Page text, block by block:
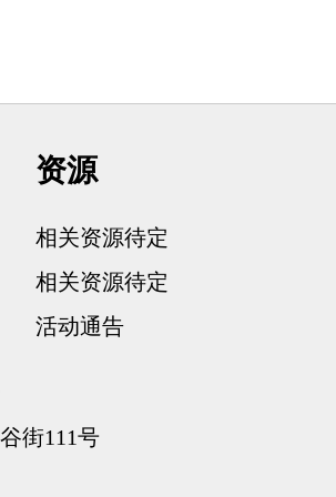
资源
相关资源待定
相关资源待定
活动通告
街111号